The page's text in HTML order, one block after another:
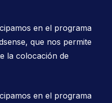
en el programa
que nos permite
la colocación de
en el programa